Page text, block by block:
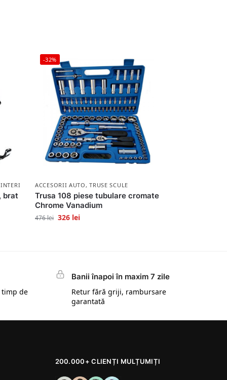
brat
-32%
ACCESORII AUTO ,TRUSE SCULE
Trusa 108 piese tubulare cromate
Chrome Vanadium
476lei 326 lei
timp de
Banii înapoi în maxim 7 zile
Retur fără griji, rambursare
garantată
200.000+ CLIENȚI MULȚUMIȚI